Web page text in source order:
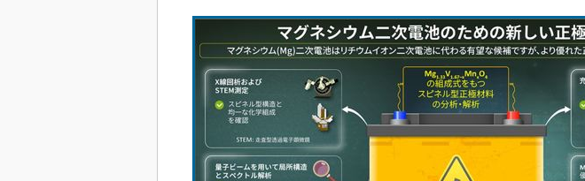
「英語に愛されないエンジニア」の
ための新行動論